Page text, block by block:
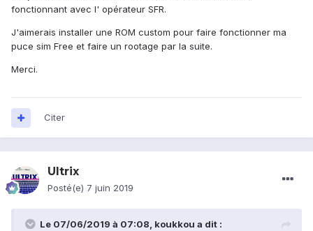
fonctionnant avec l' opérateur SFR.
J'aimerais installer une ROM custom pour faire fonctionner ma
puce sim Free et faire un rootage par la suite.
Merci.
Citer
Ultrix
Posté(e) 7 juin 2019
Le 07/06/2019 à 07:08, koukkou a dit :